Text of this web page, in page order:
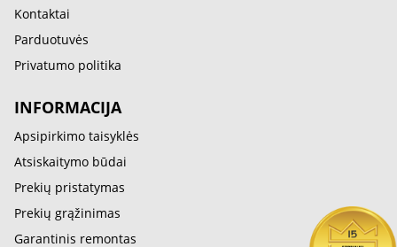
Kontaktai
Parduotuvės
Privatumo politika
INFORMACIJA
Apsipirkimo taisyklės
Atsiskaitymo būdai
Prekių pristatymas
Prekių grąžinimas
Garantinis remontas